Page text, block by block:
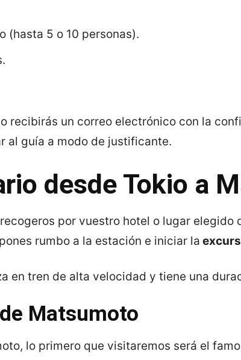
(hasta 5 o 10 personas).
recibirás un correo electrónico con la
al guía a modo de justificante.
desde Tokio a
por vuestro hotel o lugar elegido
rumbo a la estación e iniciar la
en tren de alta velocidad y tiene una
Matsumoto
lo primero que visitaremos será el